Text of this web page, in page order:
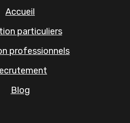
Accueil
particuliers
professionnels
Blog